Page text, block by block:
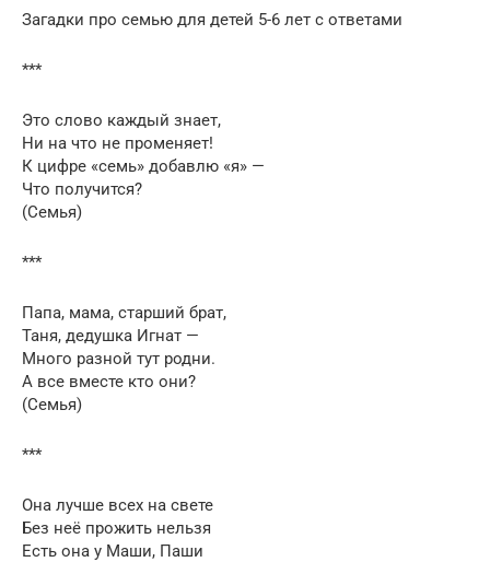
Загадки про семью для детей 5-6 лет с ответами
***
Это слово каждый знает,
Ни на что не променяет!
К цифре «семь» добавлю «я» —
Что получится?
(Семья)
***
Папа, мама, старший брат,
Таня, дедушка Игнат —
Много разной тут родни.
А все вместе кто они?
(Семья)
***
Она лучше всех на свете
Без неё прожить нельзя
Есть она у Маши, Паши